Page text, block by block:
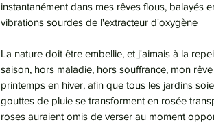
instantanément dans mes rêves flous, balayés
vibrations sourdes de l'extracteur d'oxygène
La nature doit être embellie, et j'aimais à la
saison, hors maladie, hors souffrance, mon
printemps en hiver, afin que tous les jardins
gouttes de pluie se transforment en rosée
roses auraient omis de verser au moment